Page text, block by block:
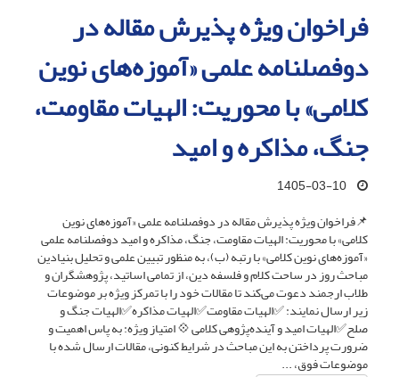
فراخوان ویژه پذیرش مقاله در
دوفصلنامه علمی «آموزه‌های نوین
کلامی» با محوریت: الهیات مقاومت،
جنگ، مذاکره و امید
1405-03-10
📌فراخوان ویژه پذیرش مقاله در دوفصلنامه علمی «آموزه‌های نوین
کلامی» با محوریت: الهیات مقاومت، جنگ، مذاکره و امید دوفصلنامه علمی
«آموزه‌های نوین کلامی» با رتبه (ب)، به منظور تبیین علمی و تحلیل بنیادین
مباحث روز در ساحت کلام و فلسفه دین، از تمامی اساتید، پژوهشگران و
طلاب ارجمند دعوت می‌کند تا مقالات خود را با تمرکز ویژه بر موضوعات
زیر ارسال نمایند: ✅الهیات مقاومت✅الهیات مذاکره✅الهیات جنگ و
صلح✅الهیات امید و آینده‌پژوهی کلامی 💠 امتیاز ویژه: به پاس اهمیت و
ضرورت پرداختن به این مباحث در شرایط کنونی، مقالات ارسال شده با
موضوعات فوق، ...